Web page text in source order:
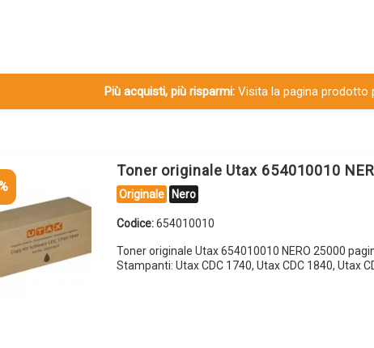
Più acquisti, più risparmi:Visita la pagina prodotto
Toner originale Utax 654010010
Originale Nero
Codice:654010010
Toner originale Utax 654010010 NERO 25000
Stampanti: Utax CDC 1740, Utax CDC 1840, Utax